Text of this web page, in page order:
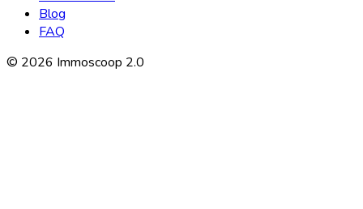
Blog
FAQ
© 2026 Immoscoop 2.0